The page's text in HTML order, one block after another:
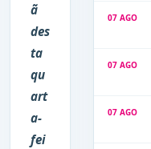
ã
des
ta
qu
art
a-
fei
07 AGO
07 AGO
07 AGO